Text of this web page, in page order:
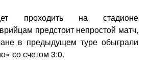
проходить на стадионе
предстоит непростой матч,
в предыдущем туре обыграли
со счетом 3:0.